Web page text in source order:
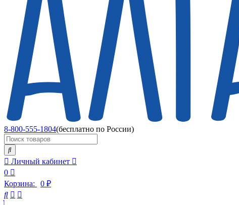
8-800-555-1804(бесплатно по России)
Личный кабинет
0
Корзина:
0 ₽